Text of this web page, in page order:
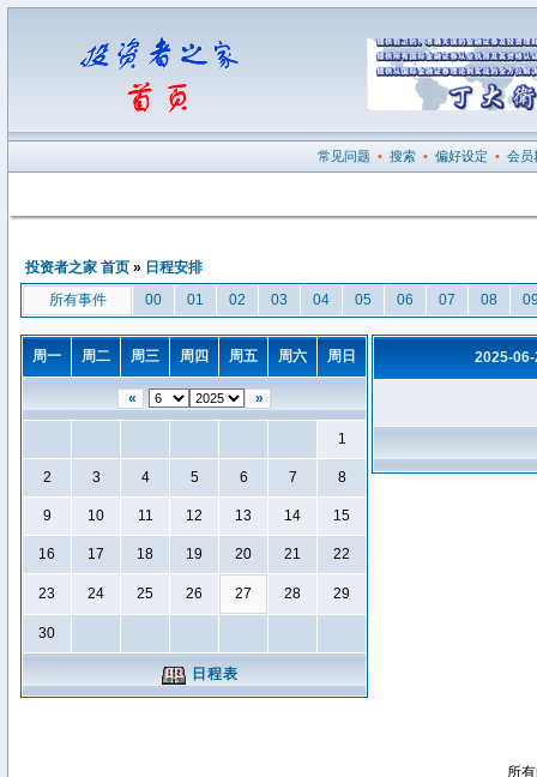
常见问题 • 搜索 • 偏好设定 • 会员
投资者之家 首页 » 日程安排
所有事件
00 01 02 03 04 05 06 07 08
周一 周二 周三 周四 周五 周六 周日
« »
1
2 3 4 5 6 7 8
9 10 11 12 13 14 15
16 17 18 19 20 21 22
23 24 25 26 27 28 29
30
日程表
2025-
所